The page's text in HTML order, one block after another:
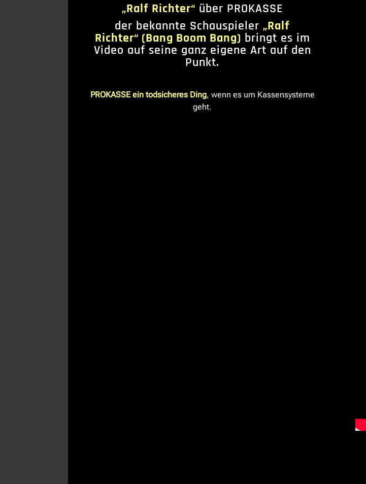
„Ralf Richter“ über PROKASSE
der bekannte Schauspieler„Ralf
Richter“ (Bang Boom Bang) bringt es im
Video auf seine ganz eigene Art auf den
Punkt.
PROKASSE ein todsicheres Ding, wenn es um Kassensysteme
geht.